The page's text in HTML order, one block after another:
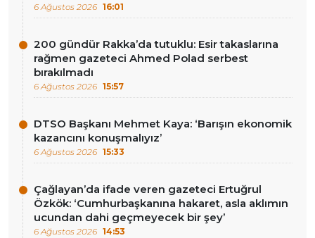
6 Ağustos 2026 16:01
200 gündür Rakka’da tutuklu: Esir takaslarına
rağmen gazeteci Ahmed Polad serbest
bırakılmadı
6 Ağustos 2026 15:57
DTSO Başkanı Mehmet Kaya: ‘Barışın ekonomik
kazancını konuşmalıyız’
6 Ağustos 2026 15:33
Çağlayan’da ifade veren gazeteci Ertuğrul
Özkök: ‘Cumhurbaşkanına hakaret, asla aklımın
ucundan dahi geçmeyecek bir şey’
6 Ağustos 2026 14:53